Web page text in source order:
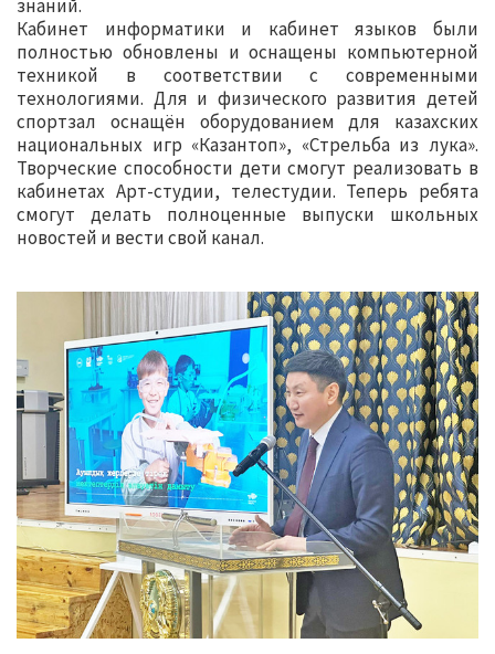
знаний.
Кабинет информатики и кабинет языков были
полностью обновлены и оснащены компьютерной
техникой в соответствии с современными
технологиями. Для и физического развития детей
спортзал оснащён оборудованием для казахских
национальных игр «Казантоп», «Стрельба из лука».
Творческие способности дети смогут реализовать в
кабинетах Арт-студии, телестудии. Теперь ребята
смогут делать полноценные выпуски школьных
новостей и вести свой канал.